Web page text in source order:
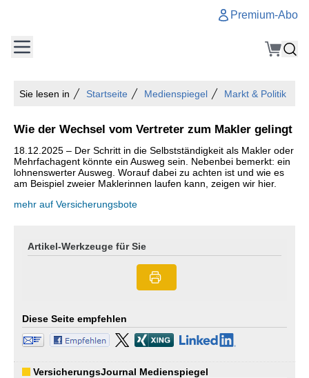
Premium-Abo
Sie lesen in Startseite Medienspiegel Markt & Politik
Wie der Wechsel vom Vertreter zum Makler gelingt
18.12.2025 – Der Schritt in die Selbstständigkeit als Makler oder
Mehrfachagent könnte ein Ausweg sein. Nebenbei bemerkt: ein
lohnenswerter Ausweg. Worauf dabei zu achten ist und wie es
am Beispiel zweier Maklerinnen laufen kann, zeigen wir hier.
mehr auf Versicherungsbote
Artikel-Werkzeuge für Sie
Diese Seite empfehlen
VersicherungsJournal Medienspiegel